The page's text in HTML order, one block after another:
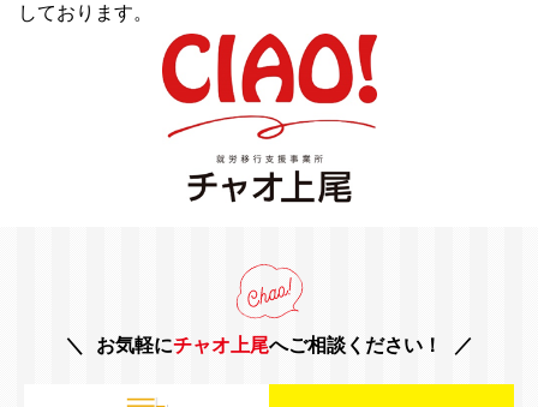
しております。
お気軽にチャオ上尾へご相談ください！